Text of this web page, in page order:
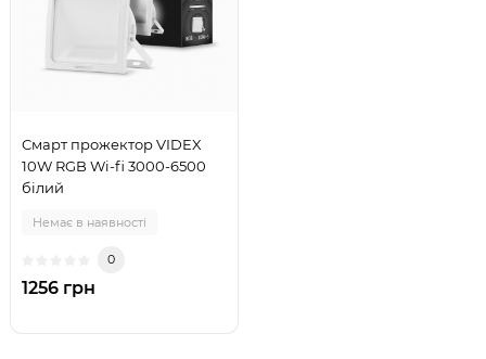
Смарт прожектор VIDEX
10W RGB Wi-fi 3000-6500
білий
Немає в наявності
0
1256 грн